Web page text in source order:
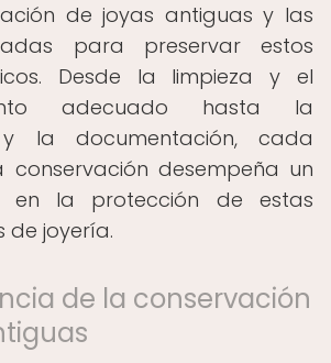
de joyas antiguas y las
para preservar estos
Desde la limpieza y el
adecuado hasta la
y la documentación, cada
desempeña un
en la protección de estas
de joyería.
de la conservación